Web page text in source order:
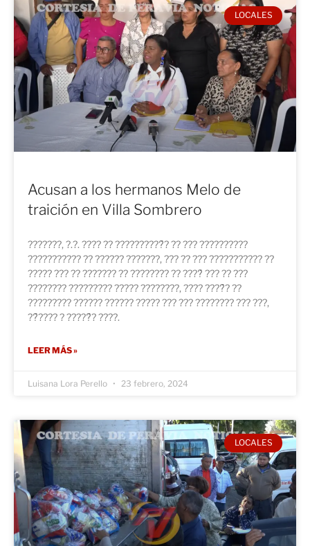
LOCALES
Acusan a los hermanos Melo de
traición en Villa Sombrero
???????, ?.?. ???? ?? ??????????́? ?? ??? ??????????
??????????? ?? ?????? ???????, ??? ?? ??? ??????????? ??
????? ??? ?? ??????? ?? ???????? ?? ????́ ??? ?? ???
???????? ????????? ????? ????????, ???? ????́? ??
????????? ?????? ?????? ????? ??? ??? ???????? ??? ???,
??́???? ? ?????́? ????.
LEER MÁS »
Luisana Lora Perello 23 febrero, 2024
LOCALES